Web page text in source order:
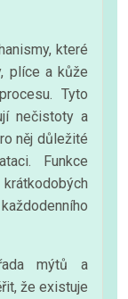
které
plíce a kůže
Tyto
nečistoty a
něj důležité
Funkce
mýtů a
že existuje